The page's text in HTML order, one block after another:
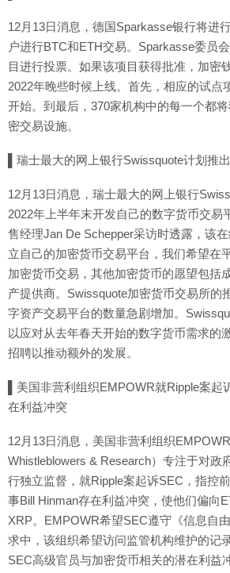
12月13日消息，德国Sparkasse银行将进
户进行BTC和ETH交易。Sparkasse委员
目进行投票。如果该项目获得批准，加密
2022年晚些时候上线。首先，相应的试点
开始。到最后，370家机构中的每一个都
密交易设施。
▌瑞士最大的网上银行Swissquote计划推
12月13日消息，瑞士最大的网上银行
2022年上半年末开发自己的数字货币交易
售经理Jan De Schepper采访时透露，该
立自己的加密货币交易平台，我们希望在
加密货币交易，其他加密货币的愿望包括
产提供商。Swissquote加密货币交易所的
字资产交易平台的数量急剧增加。
以应对从去年春天开始的数字货币需求的
招聘以推动额外的发展。
▌美国非营利组织EMPOWR就Ripple案起
在利益冲突
12月13日消息，美国非营利组织
Whistleblowers & Research）专注于对政
行独立监督，就Ripple案起诉SEC，指控
事Bill Hinman存在利益冲突，使他们偏向
XRP。EMPOWR希望SEC遵守《信息自
求中，该组织希望访问监管机构维护的记
SEC高级官员与加密货币相关的潜在利益